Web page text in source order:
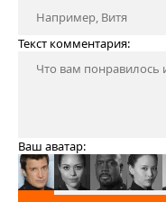
Текст комментария:
Ваш аватар: